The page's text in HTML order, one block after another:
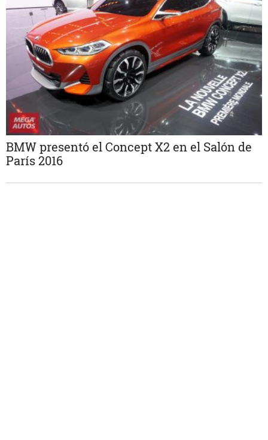
BMW presentó el Concept X2 en el Salón de
París 2016